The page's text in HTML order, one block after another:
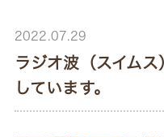
2022.07.29
ラジオ波（スイム
しています。